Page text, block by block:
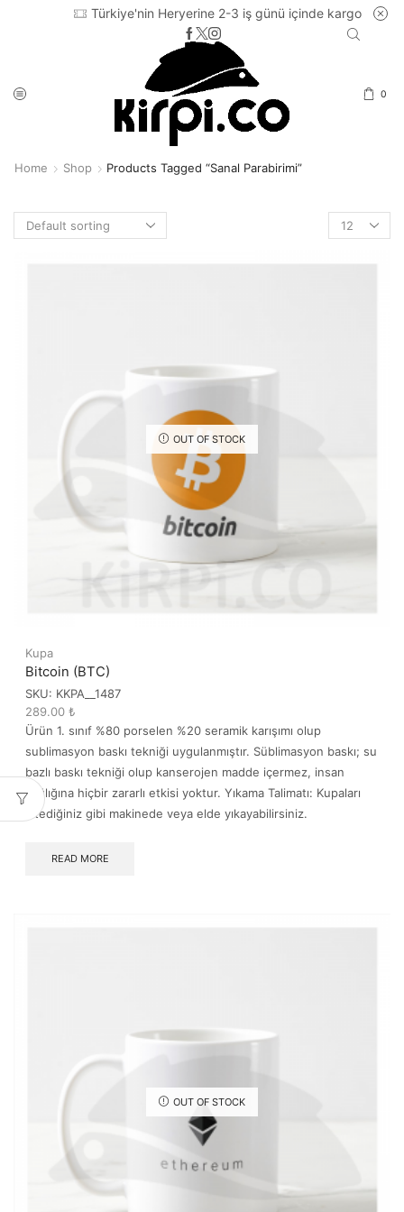
Türkiye'nin Heryerine 2-3 iş günü içinde kargo
0
Home Shop Products Tagged “sanal Parabirimi”
Products
per
OUT OF STOCK
Kupa
Bitcoin (BTC)
SKU: KKPA__1487
289.00 ₺
Ürün 1. sınıf %80 porselen %20 seramik karışımı olup
sublimasyon baskı tekniği uygulanmıştır. Süblimasyon baskı; su
bazlı baskı tekniği olup kanserojen madde içermez, insan
sağlığına hiçbir zararlı etkisi yoktur. Yıkama Talimatı: Kupaları
istediğiniz gibi makinede veya elde yıkayabilirsiniz.
READ MORE
OUT OF STOCK